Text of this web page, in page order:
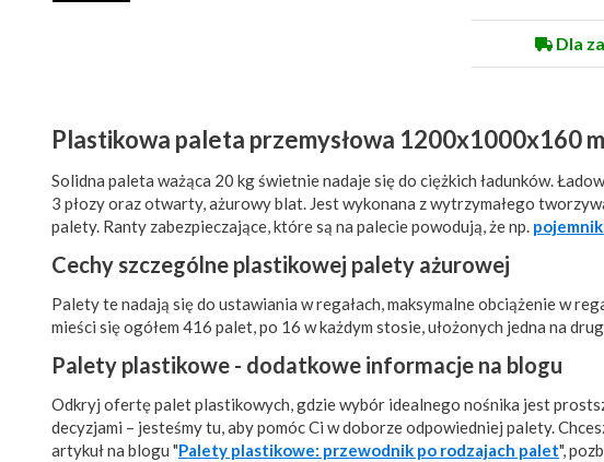
Dla
Plastikowa paleta przemysłowa 1200x1000x160
Solidna paleta ważąca 20 kg świetnie nadaje się do ciężkich ładunków.
3 płozy oraz otwarty, ażurowy blat. Jest wykonana z wytrzymałego
palety. Ranty zabezpieczające, które są na palecie powodują, że np.
Cechy szczególne plastikowej palety ażurowej
Palety te nadają się do ustawiania w regałach, maksymalne obciążenie w
mieści się ogółem 416 palet, po 16 w każdym stosie, ułożonych jedna na
Palety plastikowe - dodatkowe informacje na blogu
Odkryj ofertę palet plastikowych, gdzie wybór idealnego nośnika jest
decyzjami – jesteśmy tu, aby pomóc Ci w doborze odpowiedniej palety.
artykuł na blogu "Palety plastikowe: przewodnik po rodzajach palet",